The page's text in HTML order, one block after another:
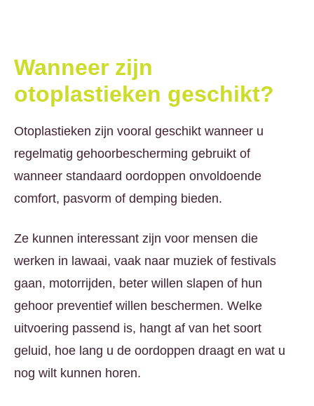
Wanneer zijn
otoplastieken geschikt?
Otoplastieken zijn vooral geschikt wanneer u
regelmatig gehoorbescherming gebruikt of
wanneer standaard oordoppen onvoldoende
comfort, pasvorm of demping bieden.
Ze kunnen interessant zijn voor mensen die
werken in lawaai, vaak naar muziek of festivals
gaan, motorrijden, beter willen slapen of hun
gehoor preventief willen beschermen. Welke
uitvoering passend is, hangt af van het soort
geluid, hoe lang u de oordoppen draagt en wat u
nog wilt kunnen horen.